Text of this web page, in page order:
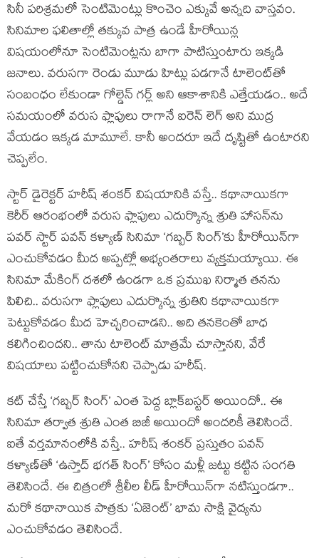
సినీ పరిశ్రమలో సెంటిమెంట్లు కొంచెం ఎక్కువే అన్నది వాస్తవం.
సినిమాల ఫలితాల్లో తక్కువ పాత్ర ఉండే హీరోయిన్ల
విషయంలోనూ సెంటిమెంట్లను బాగా పాటిస్తుంటారు ఇక్కడి
జనాలు. వరుసగా రెండు మూడు హిట్లు పడగానే టాలెంట్‌తో
సంబంధం లేకుండా గోల్డెన్ గర్ల్ అని ఆకాశానికి ఎత్తేయడం.. అదే
సమయంలో వరుస ఫ్లాపులు రాగానే ఐరెన్ లెగ్ అని ముద్ర
వేయడం ఇక్కడ మామూలే. కానీ అందరూ ఇదే దృష్టితో ఉంటారని
చెప్పలేం.
స్టార్ డైరెక్టర్ హరీష్ శంకర్ విషయానికి వస్తే.. కథానాయికగా
కెరీర్ ఆరంభంలో వరుస ఫ్లాపులు ఎదుర్కొన్న శ్రుతి హాసన్‌ను
పవర్ స్టార్ పవన్ కళ్యాణ్ సినిమా ‘గబ్బర్ సింగ్’కు హీరోయిన్‌గా
ఎంచుకోవడం మీద అప్పట్లో అభ్యంతరాలు వ్యక్తమయ్యాయి. ఈ
సినిమా మేకింగ్ దశలో ఉండగా ఒక ప్రముఖ నిర్మాత తనను
పిలిచి.. వరుసగా ఫ్లాపులు ఎదుర్కొన్న శ్రుతిని కథానాయికగా
పెట్టుకోవడం మీద హెచ్చరించాడని.. అది తనకెంతో బాధ
కలిగించిందని.. తాను టాలెంట్ మాత్రమే చూస్తానని, వేరే
విషయాలు పట్టించుకోనని చెప్పాడు హరీష్.
కట్ చేస్తే ‘గబ్బర్ సింగ్’ ఎంత పెద్ద బ్లాక్‌బస్టర్ అయిందో.. ఈ
సినిమా తర్వాత శ్రుతి ఎంత బిజీ అయిందో అందరికీ తెలిసిందే.
ఐతే వర్తమానంలోకి వస్తే.. హరీష్ శంకర్ ప్రస్తుతం పవన్
కళ్యాణ్‌తో ‘ఉస్తాద్ భగత్ సింగ్’ కోసం మళ్లీ జట్టు కట్టిన సంగతి
తెలిసిందే. ఈ చిత్రంలో శ్రీలీల లీడ్ హీరోయిన్‌గా నటిస్తుండగా..
మరో కథానాయిక పాత్రకు ‘ఏజెంట్’ భామ సాక్షి వైద్యను
ఎంచుకోవడం తెలిసిందే.